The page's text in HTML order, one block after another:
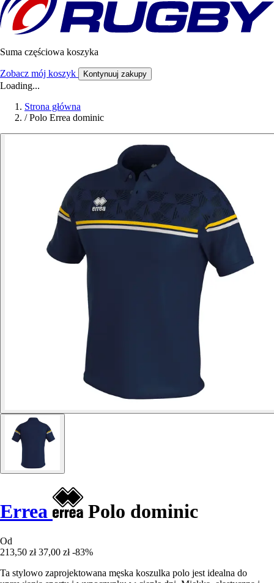
Suma częściowa koszyka
Zobacz mój koszyk Kontynuuj zakupy
Loading...
Strona główna
/ Polo Errea dominic
Errea Polo dominic
Od
213,50 zł 37,00 zł -83%
Ta stylowo zaprojektowana męska koszulka polo jest idealna do